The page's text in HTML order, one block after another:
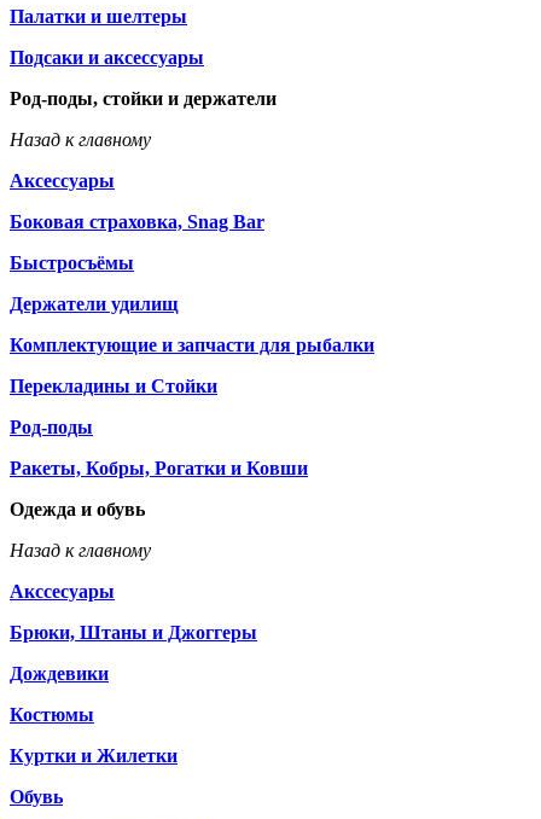
Палатки и шелтеры
Подсаки и аксессуары
Род-поды, стойки и держатели
Назад к главному
Аксессуары
Боковая страховка, Snag Bar
Быстросъёмы
Держатели удилищ
Комплектующие и запчасти для рыбалки
Перекладины и Стойки
Род-поды
Ракеты, Кобры, Рогатки и Ковши
Одежда и обувь
Назад к главному
Акссесуары
Брюки, Штаны и Джоггеры
Дождевики
Костюмы
Куртки и Жилетки
Обувь